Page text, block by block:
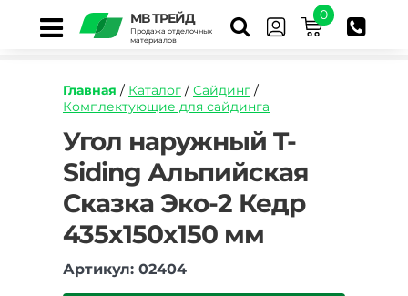
МВ ТРЕЙД
Продажа отделочных
материалов
0
Главная / Каталог / Сайдинг /
Комплектующие для сайдинга
https://mvtrade.ru/images/id/normal/ugol-
naruzhnyy-
dvuhcvetnyy-
t-
siding-
alpiyskaya-
skala-
Угол наружный T-
Siding Альпийская
Сказка Эко-2 Кедр
435х150х150 мм
Артикул: 02404